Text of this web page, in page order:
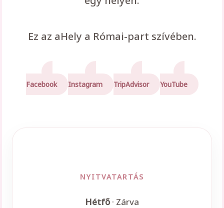
Ez az aHely a Római-part szívében.
Facebook Instagram TripAdvisor YouTube
NYITVATARTÁS
Hétfő· Zárva